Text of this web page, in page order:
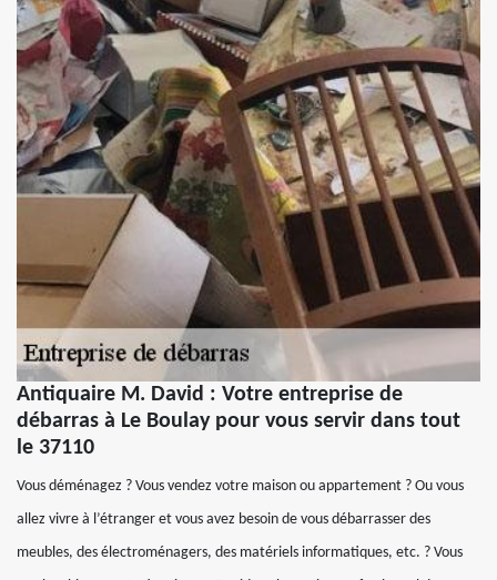
Antiquaire M. David : Votre entreprise de
débarras à Le Boulay pour vous servir dans tout
le 37110
Vous déménagez ? Vous vendez votre maison ou appartement ? Ou vous
allez vivre à l’étranger et vous avez besoin de vous débarrasser des
meubles, des électroménagers, des matériels informatiques, etc. ? Vous